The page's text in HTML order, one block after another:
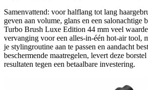
Samenvattend: voor halflang tot lang
geven aan volume, glans en een
Turbo Brush Luxe Edition 44 mm veel
vervanging voor een alles-in-één hot-air tool,
je stylingroutine aan te passen en aandacht
beschermende maatregelen, levert deze
resultaten tegen een betaalbare investering.